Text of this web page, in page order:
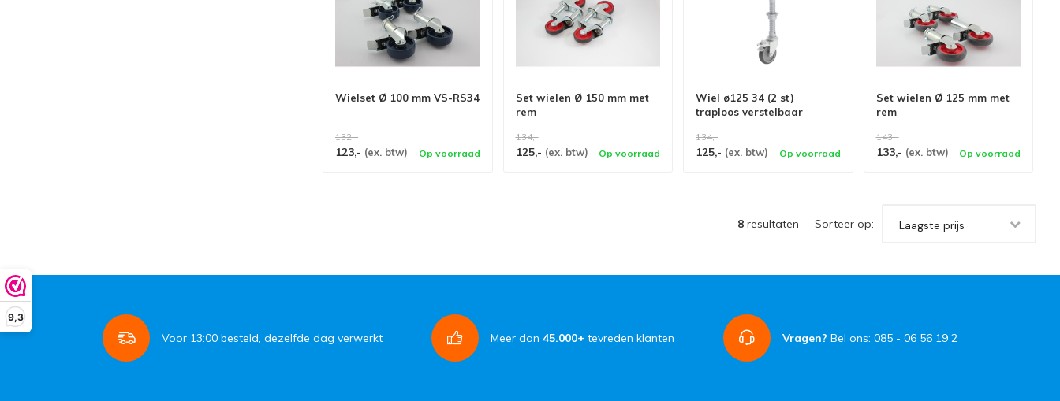
9,3
Wielset Ø 100 mm VS-RS34
132,-
123,- (ex. btw) Op voorraad
Set wielen Ø 150 mm met
rem
134,-
125,- (ex. btw) Op voorraad
Wiel ø125 34 (2 st)
traploos verstelbaar
134,-
125,- (ex. btw) Op voorraad
Set wielen Ø 125 mm met
rem
143,-
133,- (ex. btw) Op voorraad
8 resultaten Sorteer op: Laagste prijs
Voor 13:00 besteld, dezelfde dag verwerkt Meer dan 45.000+ tevreden klanten Vragen? Bel ons: 085 - 06 56 19 2